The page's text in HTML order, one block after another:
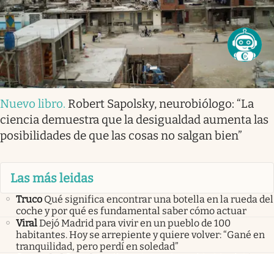
Nuevo libro. Robert Sapolsky, neurobiólogo: “La
ciencia demuestra que la desigualdad aumenta las
posibilidades de que las cosas no salgan bien”
Las más leidas
Truco Qué significa encontrar una botella en la rueda del
coche y por qué es fundamental saber cómo actuar
ViralDejó Madrid para vivir en un pueblo de 100
habitantes. Hoy se arrepiente y quiere volver: “Gané en
tranquilidad, pero perdí en soledad”